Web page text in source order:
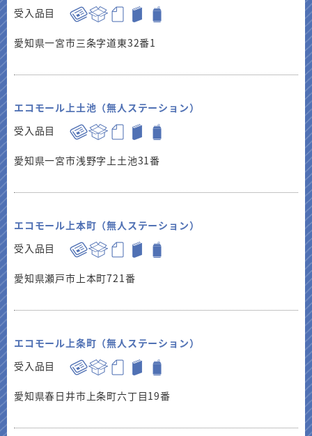
受入品目
愛知県一宮市三条字道東32番1
エコモール上土池（無人ステーション）
受入品目
愛知県一宮市浅野字上土池31番
エコモール上本町（無人ステーション）
受入品目
愛知県瀬戸市上本町721番
エコモール上条町（無人ステーション）
受入品目
愛知県春日井市上条町六丁目19番